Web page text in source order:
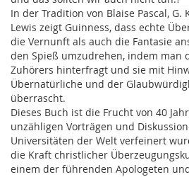
In der Tradition von Blaise Pascal, G.
Lewis zeigt Guinness, dass echte
die Vernunft als auch die Fantasie
den Spieß umzudrehen, indem man
Zuhörers hinterfragt und sie mit
Übernatürliche und der
überrascht.
Dieses Buch ist die Frucht von 40
unzähligen Vorträgen und
Universitäten der Welt verfeinert
die Kraft christlicher
einem der führenden Apologeten